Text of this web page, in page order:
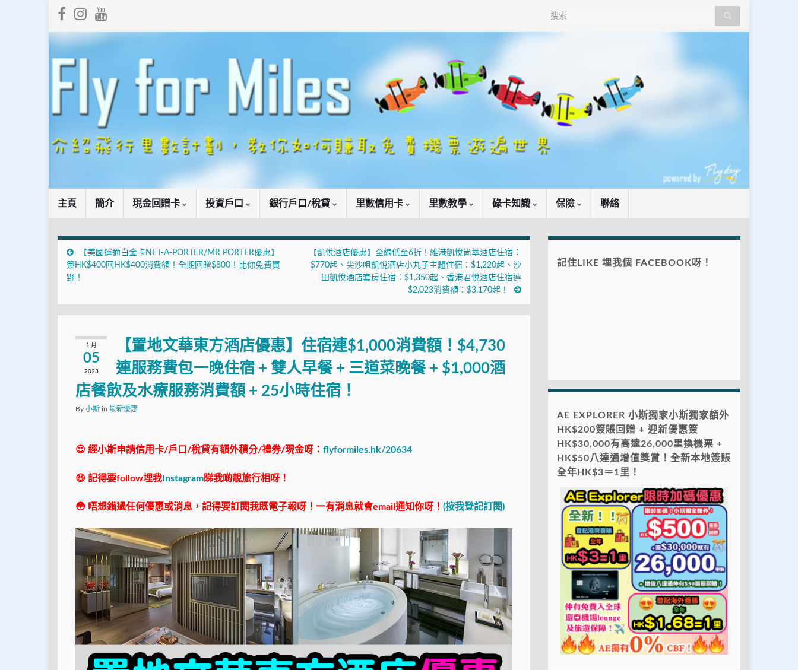
Search for:
主頁 簡介 現金回贈卡 投資戶口 銀行戶口/稅貸 里數信用卡 里數教學 碌卡知識 保險 聯絡
【美國運通白金卡NET-A-PORTER/MR PORTER優惠】
簽HK$400回HK$400消費額！全期回贈$800！比你免費買
野！
【凱悅酒店優惠】全線低至6折！維港凱悅尚萃酒店住宿：
$770起、尖沙咀凱悅酒店小丸子主題住宿：$1,220起、沙
田凱悅酒店套房住宿：$1,350起、香港君悅酒店住宿連
$2,023消費額：$3,170起！
1 月
05
2023
【置地文華東方酒店優惠】住宿連$1,000消費額！$4,730
連服務費包一晚住宿 + 雙人早餐 + 三道菜晚餐 + $1,000酒
店餐飲及水療服務消費額 + 25小時住宿！
By 小斯 in 最新優惠
😍 經小斯申請信用卡/戶口/稅貸有額外積分/禮券/現金呀： flyformiles.hk/20634
😆 記得要follow埋我 Instagram睇我啲靚旅行相呀！
😳 唔想錯過任何優惠或消息，記得要訂閱我既電子報呀！一有消息就會email通知你呀！ (按我登記訂閱)
記住LIKE 埋我個 FACEBOOK呀！
AE EXPLORER 小斯獨家小斯獨家額外
HK$200簽賬回贈 + 迎新優惠簽
HK$30,000有高達26,000里換機票 +
HK$50八達通增值獎賞！全新本地簽賬
全年HK$3＝1里！